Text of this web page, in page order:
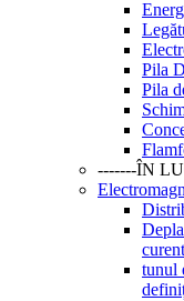
Pila
Pila
-------ÎN
tunul